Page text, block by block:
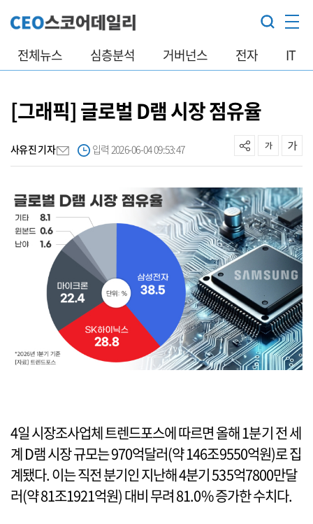
전체뉴스 심층분석 거버넌스 전자 IT
[그래픽] 글로벌 D램 시장 점유율
사유진 기자 입력 2026-06-04 09:53:47
4일 시장조사업체 트렌드포스에 따르면 올해 1분기 전 세
계 D램 시장 규모는 970억달러(약 146조9550억원)로 집
계됐다. 이는 직전 분기인 지난해 4분기 535억7800만달
러(약 81조1921억원) 대비 무려 81.0% 증가한 수치다.